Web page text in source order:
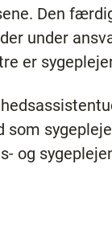
Den
under
er
og